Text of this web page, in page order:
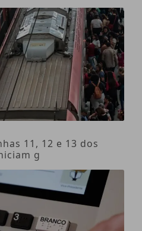
11, 12 e 13 dos
g